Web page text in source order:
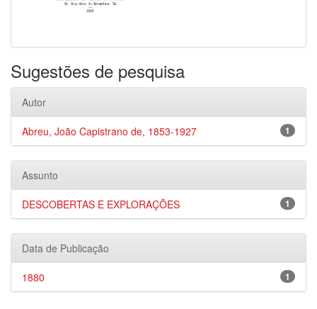
Sugestões de pesquisa
Autor
1
Abreu, João Capistrano de, 1853-1927
Assunto
1
DESCOBERTAS E EXPLORAÇÕES
Data de Publicação
1
1880